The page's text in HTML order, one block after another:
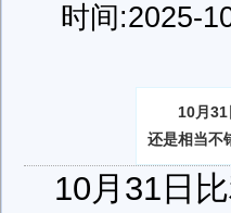
时间:2025-
10月
还是相当不
10月31日